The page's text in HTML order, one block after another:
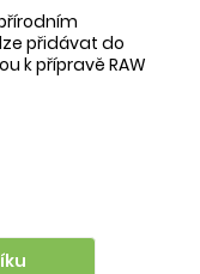
přidávat do
k přípravě RAW